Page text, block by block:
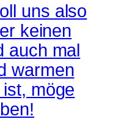
uns also
keinen
auch mal
warmen
möge